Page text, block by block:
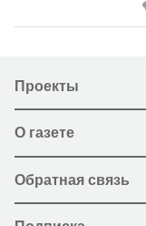
Проекты
О газете
Обратная связь